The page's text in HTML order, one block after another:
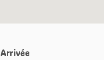
Arrivée